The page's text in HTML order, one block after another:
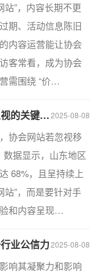
”，内容长期不更
期、活动信息陈旧
内容运营能让协会
客常看，成为协会
需围绕 “价…
2025-08-08
关键细节
协会网站若忽视移
据显示，山东地区
68%，且呈持续上
站”，而是要针对手
和内容呈现…
2025-08-08
业公信力
响其凝聚力和影响